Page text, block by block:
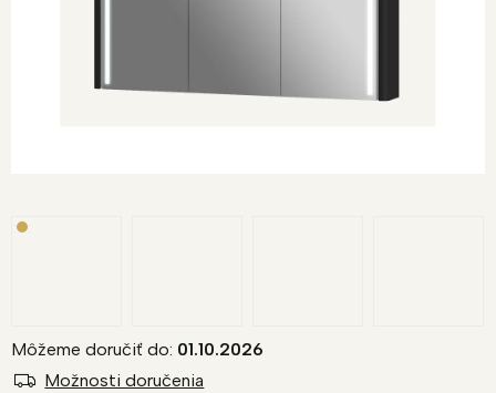
Môžeme doručiť do: 01.10.2026
Možnosti doručenia